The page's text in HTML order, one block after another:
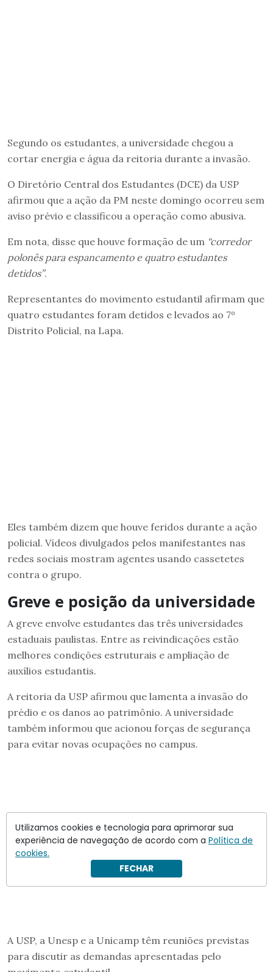
Segundo os estudantes, a universidade chegou a
cortar energia e água da reitoria durante a invasão.
O Diretório Central dos Estudantes (DCE) da USP
afirmou que a ação da PM neste domingo ocorreu sem
aviso prévio e classificou a operação como abusiva.
Em nota, disse que houve formação de um “corredor
polonês para espancamento e quatro estudantes
detidos”.
Representantes do movimento estudantil afirmam que
quatro estudantes foram detidos e levados ao 7º
Distrito Policial, na Lapa.
Eles também dizem que houve feridos durante a ação
policial. Vídeos divulgados pelos manifestantes nas
redes sociais mostram agentes usando cassetetes
contra o grupo.
Greve e posição da universidade
A greve envolve estudantes das três universidades
estaduais paulistas. Entre as reivindicações estão
melhores condições estruturais e ampliação de
auxílios estudantis.
A reitoria da USP afirmou que lamenta a invasão do
prédio e os danos ao patrimônio. A universidade
também informou que acionou forças de segurança
para evitar novas ocupações no campus.
A USP, a Unesp e a Unicamp têm reuniões previstas
para discutir as demandas apresentadas pelo
Utilizamos cookies e tecnologia para aprimorar sua
experiência de navegação de acordo com a Política de
cookies.
FECHAR